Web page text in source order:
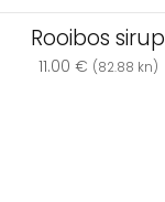
Rooibos sirup
11.00 € (82.88 kn)